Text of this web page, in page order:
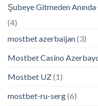
Şubeye Gitmeden
(4)
mostbet azerbaijan(3)
Mostbet Casino
Mostbet UZ(1)
mostbet-ru-serg(6)